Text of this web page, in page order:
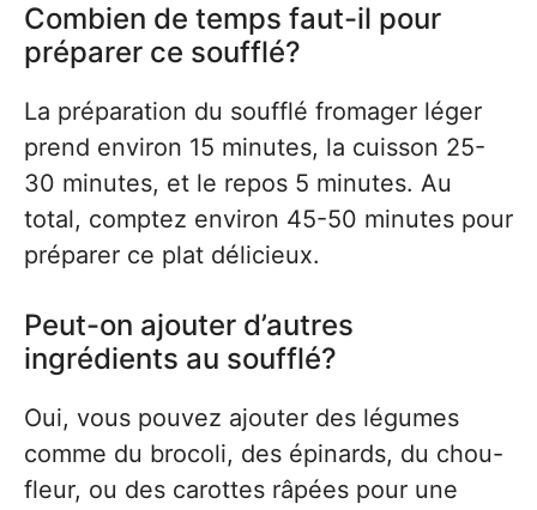
Combien de temps faut-il pour
préparer ce soufflé?
La préparation du soufflé fromager léger
prend environ 15 minutes, la cuisson 25-
30 minutes, et le repos 5 minutes. Au
total, comptez environ 45-50 minutes pour
préparer ce plat délicieux.
Peut-on ajouter d’autres
ingrédients au soufflé?
Oui, vous pouvez ajouter des légumes
comme du brocoli, des épinards, du chou-
fleur, ou des carottes râpées pour une